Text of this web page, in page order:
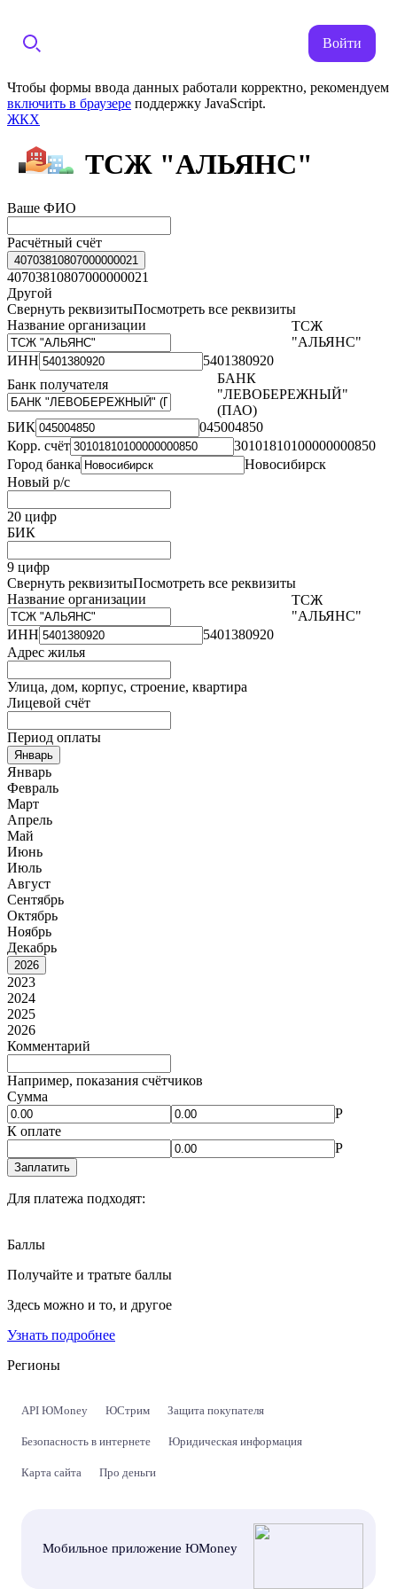
Войти
Чтобы формы ввода данных работали корректно, рекомендуем
включить в браузере поддержку JavaScript.
ЖКХ
ТСЖ "АЛЬЯНС"
Ваше ФИО
Расчётный счёт
40703810807000000021
40703810807000000021
Другой
Свернуть реквизитыПосмотреть все реквизиты
Название организации
ТСЖ
"АЛЬЯНС"
ИНН
5401380920
Банк получателя
БАНК
"ЛЕВОБЕРЕЖНЫЙ"
(ПАО)
БИК
045004850
Корр. счёт
30101810100000000850
Город банка
Новосибирск
Новый р/с
20 цифр
БИК
9 цифр
Свернуть реквизитыПосмотреть все реквизиты
Название организации
ТСЖ
"АЛЬЯНС"
ИНН
5401380920
Адрес жилья
Улица, дом, корпус, строение, квартира
Лицевой счёт
Период оплаты
Январь
Январь
Февраль
Март
Апрель
Май
Июнь
Июль
Август
Сентябрь
Октябрь
Ноябрь
Декабрь
2026
2023
2024
2025
2026
Комментарий
Например, показания счётчиков
Сумма
Р
К оплате
Р
Заплатить
Для платежа подходят:
Баллы
Получайте и тратьте баллы
Здесь можно и то, и другое
Узнать подробнее
Регионы
API ЮMoney ЮСтрим Защита покупателя
Безопасность в интернете Юридическая информация
Карта сайта Про деньги
Мобильное приложение ЮMoney